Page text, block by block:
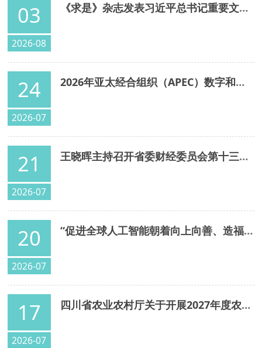
03
2026-08
《求是》杂志发表习近平总书记重要文章《加快建设健康中国》
24
2026-07
2026年亚太经合组织（APEC）数字和人工智能部长会议在蓉举行 张国清出席开幕式并致辞
21
2026-07
王晓晖主持召开省委财经委员会第十三次会议强调 始终保持高质量发展战略定力 奋力推动经济实现质的有效提升和量的合理增长 施小琳讲话 于立军出席
20
2026-07
“促进全球人工智能朝着向上向善、造福人类的方向发展”——习近平主席出席二〇二六世界人工智能大会暨人工智能全球治理高级别会议系列活动纪实
17
2026-07
四川省农业农村厅关于开展2027年度农业主导品种主推技术和重大引领性技术遴选推荐工作的通知